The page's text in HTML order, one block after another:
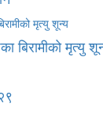
बिरामीको मृत्यु